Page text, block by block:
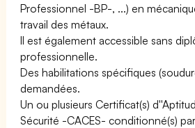
Professionnel -BP-, ...) en
travail des métaux.
Il est également accessible sans
professionnelle.
Des habilitations spécifiques
demandées.
Un ou plusieurs Certificat(s)
Sécurité -CACES- conditionné(s)